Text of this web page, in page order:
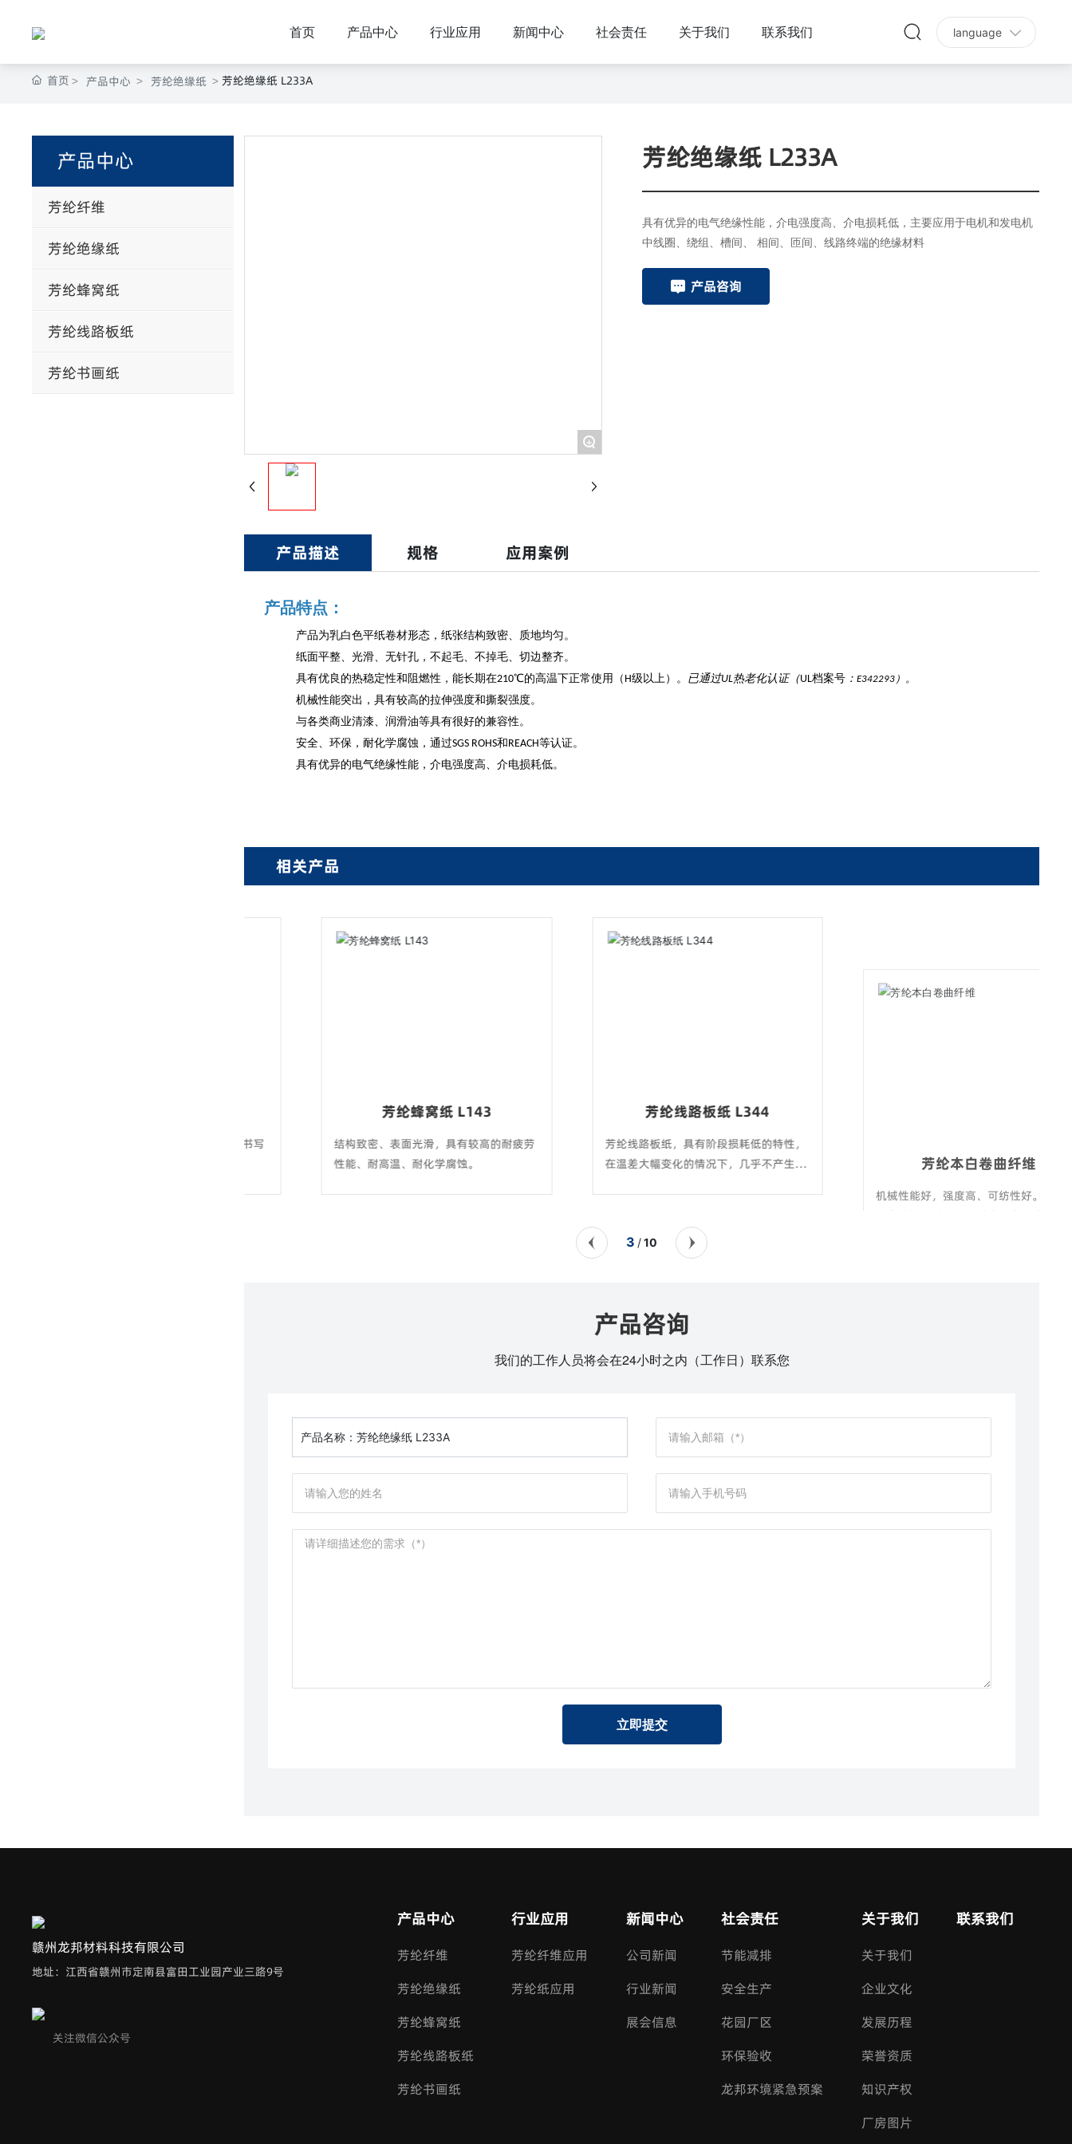
首页 产品中心 行业应用 新闻中心 社会责任 关于我们 联系我们 language
产品中心
首页 产品中心 芳纶绝缘纸 芳纶绝缘纸 L233A
产品中心
芳纶纤维
芳纶绝缘纸
芳纶蜂窝纸
芳纶线路板纸
芳纶书画纸
+
芳纶绝缘纸 L233A
具有优异的电气绝缘性能，介电强度高、介电损耗低，主要应用于电机和发电机
中线圈、绕组、槽间、 相间、匝间、线路终端的绝缘材料
产品咨询
产品描述 规格 应用案例
产品特点：
产品为乳白色平纸卷材形态，纸张结构致密、质地均匀。
纸面平整、光滑、无针孔，不起毛、不掉毛、切边整齐。
具有优良的热稳定性和阻燃性，能长期在210℃的高温下正常使用（ H级以上）。 已通过UL热老化认证（UL档案号： E342293）。
机械性能突出，具有较高的拉伸强度和撕裂强度。
与各类商业清漆、润滑油等具有很好的兼容性。
安全、环保，耐化学腐蚀，通过SGS ROHS和REACH等认证。
具有优异的电气绝缘性能，介电强度高、介电损耗低。
相关产品
芳纶蜂窝纸 L143
结构致密、表面光滑，具有较高的耐疲劳
性能、耐高温、耐化学腐蚀。
芳纶线路板纸 L344
芳纶线路板纸，具有阶段损耗低的特性，
在温差大幅变化的情况下，几乎不产生变
用在防护面料，环保过滤，高温滤料基
3 /10
产品咨询
我们的工作人员将会在24小时之内（工作日）联系您
产品名称： 芳纶绝缘纸 L233A
立即提交
赣州龙邦材料科技有限公司
地址：江西省赣州市定南县富田工业园产业三路9号
关注微信公众号
产品中心
芳纶纤维
芳纶绝缘纸
芳纶蜂窝纸
芳纶线路板纸
芳纶书画纸
行业应用
芳纶纤维应用
芳纶纸应用
新闻中心
公司新闻
行业新闻
展会信息
社会责任
节能减排
安全生产
花园厂区
环保验收
龙邦环境紧急预案
关于我们
关于我们
企业文化
发展历程
荣誉资质
知识产权
厂房图片
联系我们